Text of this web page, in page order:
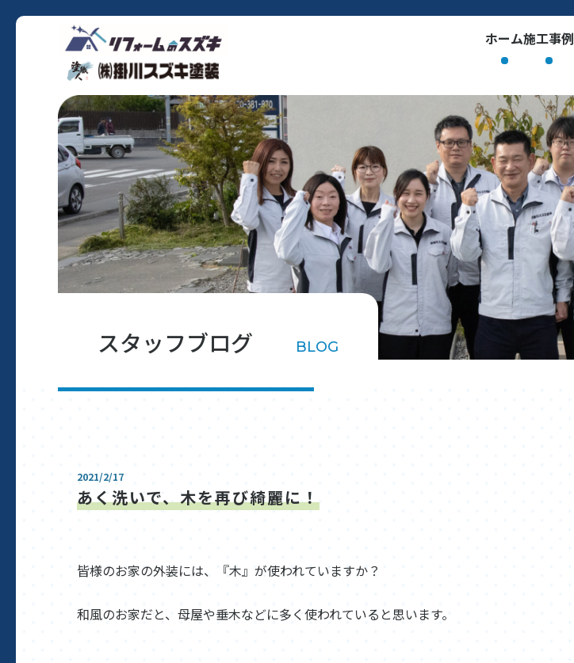
ホーム施工事例
スタッフブログ BLOG
2021/2/17
あく洗いで、木を再び綺麗に！
皆様のお家の外装には、『木』が使われていますか？
和風のお家だと、母屋や垂木などに多く使われていると思います。